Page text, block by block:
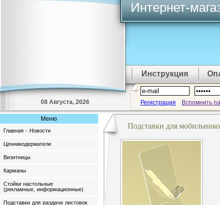
08 Августа, 2026
Интернет-
Инструкция
Регистрация Вспомнить
Меню
Главная - Новости
Ценникодержатели
Визитницы
Карманы
Стойки настольные
(рекламные, информационные)
Подставки для раздачи листовок
Подставки для